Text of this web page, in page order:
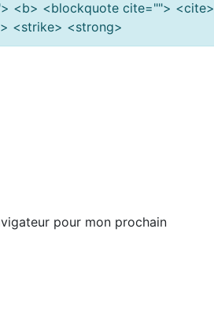
<b> <blockquote cite=""> <cite>
<strike> <strong>
pour mon prochain